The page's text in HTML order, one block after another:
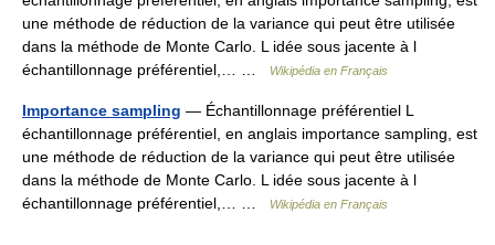
une méthode de réduction de la variance qui peut être utilisée
dans la méthode de Monte Carlo. L idée sous jacente à l
échantillonnage préférentiel,… …
Wikipédia en Français
Importance sampling — Échantillonnage préférentiel L
échantillonnage préférentiel, en anglais importance sampling, est
une méthode de réduction de la variance qui peut être utilisée
dans la méthode de Monte Carlo. L idée sous jacente à l
échantillonnage préférentiel,… …
Wikipédia en Français